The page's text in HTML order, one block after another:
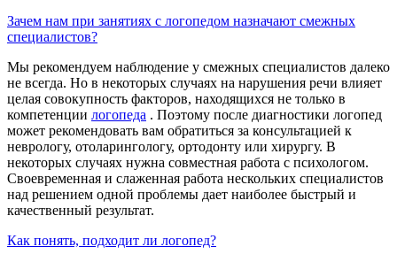
Зачем нам при занятиях с логопедом назначают смежных
специалистов?
Мы рекомендуем наблюдение у смежных специалистов далеко
не всегда. Но в некоторых случаях на нарушения речи влияет
целая совокупность факторов, находящихся не только в
компетенции логопеда . Поэтому после диагностики логопед
может рекомендовать вам обратиться за консультацией к
неврологу, отоларингологу, ортодонту или хирургу. В
некоторых случаях нужна совместная работа с психологом.
Своевременная и слаженная работа нескольких специалистов
над решением одной проблемы дает наиболее быстрый и
качественный результат.
Как понять, подходит ли логопед?